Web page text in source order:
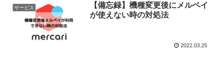
サービス
【備忘録】機種変更後にメルペイ
が使えない時の対処法
2022.03.25